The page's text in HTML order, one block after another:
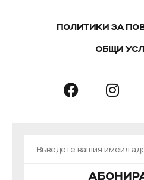
ПОЛИТИКИ ЗА
ОБЩИ